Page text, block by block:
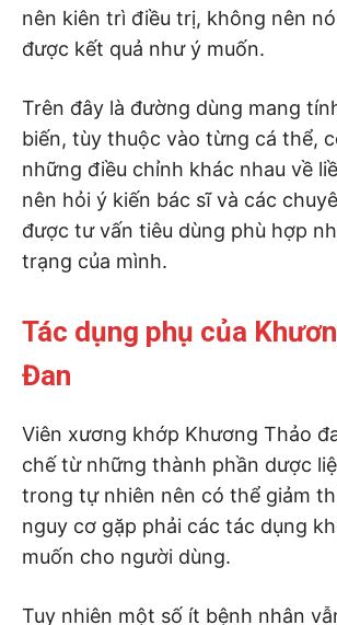
nên kiên trì điều trị, không nên
được kết quả như ý muốn.
Trên đây là đường dùng mang
biến, tùy thuộc vào từng cá thể,
những điều chỉnh khác nhau về
nên hỏi ý kiến bác sĩ và các
được tư vấn tiêu dùng phù hợp
trạng của mình.
Tác dụng phụ của
Đan
Viên xương khớp Khương Thảo
chế từ những thành phần dược
trong tự nhiên nên có thể giảm
nguy cơ gặp phải các tác dụng
muốn cho người dùng.
Tuy nhiên một số ít bệnh nhân